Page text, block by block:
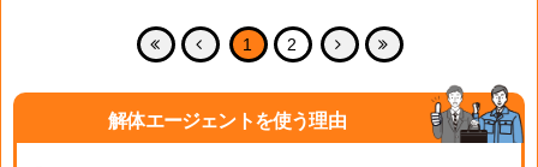
1 2
解体エージェントを使う理由